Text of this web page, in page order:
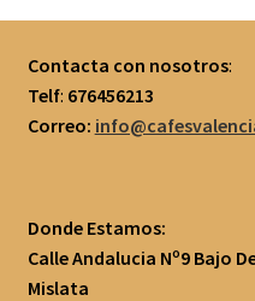
Contacta con nosotros:
Telf: 676456213
Correo:
Donde Estamos:
Calle Andalucia Nº9 Bajo
Mislata